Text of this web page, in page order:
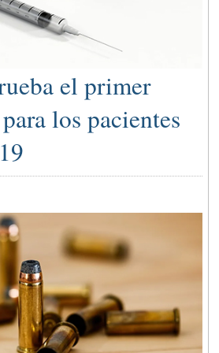
el primer
los pacientes